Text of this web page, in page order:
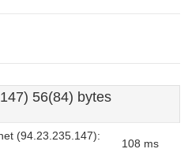
56(84) bytes
(94.23.235.147):
108 ms